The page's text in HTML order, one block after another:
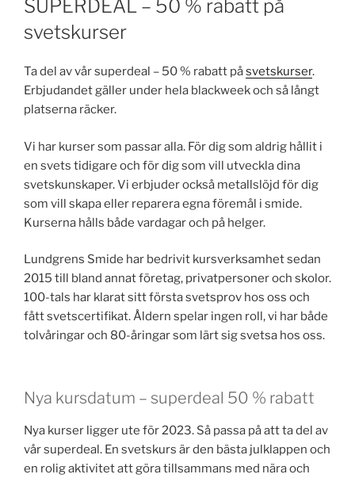
SUPERDEAL – 50 % rabatt på
svetskurser
Ta del av vår superdeal – 50 % rabatt påsvetskurser.
Erbjudandet gäller under hela blackweek och så långt
platserna räcker.
Vi har kurser som passar alla. För dig som aldrig hållit i
en svets tidigare och för dig som vill utveckla dina
svetskunskaper. Vi erbjuder också metallslöjd för dig
som vill skapa eller reparera egna föremål i smide.
Kurserna hålls både vardagar och på helger.
Lundgrens Smide har bedrivit kursverksamhet sedan
2015 till bland annat företag, privatpersoner och skolor.
100-tals har klarat sitt första svetsprov hos oss och
fått svetscertifikat. Åldern spelar ingen roll, vi har både
tolvåringar och 80-åringar som lärt sig svetsa hos oss.
Nya kursdatum – superdeal 50 % rabatt
Nya kurser ligger ute för 2023. Så passa på att ta del av
vår superdeal. En svetskurs är den bästa julklappen och
en rolig aktivitet att göra tillsammans med nära och